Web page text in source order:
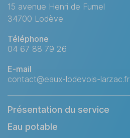
15 avenue Henri de Fumel
34700 Lodève
Téléphone
04 67 88 79 26
E-mail
contact@eaux-lodevois-larzac.fr
Présentation du service
Eau potable